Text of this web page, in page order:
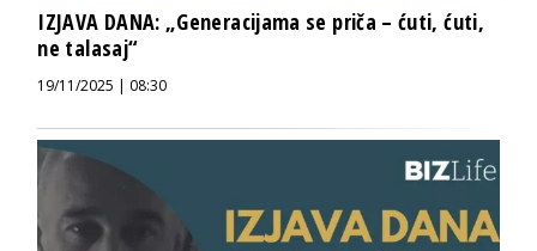
IZJAVA DANA: „Generacijama se priča – ćuti, ćuti,
ne talasaj“
19/11/2025 | 08:30